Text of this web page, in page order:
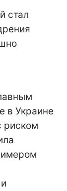
стал
в Украине
риском